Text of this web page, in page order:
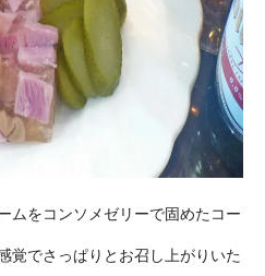
ムをコンソメゼリーで固めたコー
覚でさっぱりとお召し上がりいた